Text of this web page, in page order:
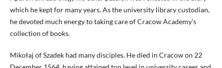
which he kept for many years. As the university library custodian,
he devoted much energy to taking care of Cracow Academy’s
collection of books.
Mikołaj of Szadek had many disciples. He died in Cracow on 22